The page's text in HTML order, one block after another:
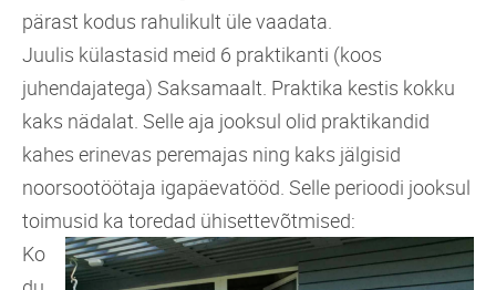
pärast kodus rahulikult üle vaadata.
Juulis külastasid meid 6 praktikanti (koos
juhendajatega) Saksamaalt. Praktika kestis kokku
kaks nädalat. Selle aja jooksul olid praktikandid
kahes erinevas peremajas ning kaks jälgisid
noorsootöötaja igapäevatööd. Selle perioodi jooksul
toimusid ka toredad ühisettevõtmised:
Ko